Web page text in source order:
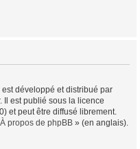
développé et distribué par
Il est publié sous la licence
et peut être diffusé librement.
À propos de phpBB » (en anglais).